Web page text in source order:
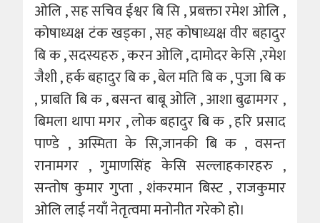
ओलि , सह सचिव ईश्वर बि सि , प्रबक्ता रमेश ओलि ,
कोषाध्यक्ष टंक खड्का , सह कोषाध्यक्ष वीर बहादुर
बि क , सदस्यहरु , करन ओलि , दामोदर केसि ,रमेश
जैशी , हर्क बहादुर बि क , बेल मति बि क , पुजा बि क
, प्राबति बि क , बसन्त बाबू ओलि , आशा बुढामगर ,
बिमला थापा मगर , लोक बहादुर बि क , हरि प्रसाद
पाण्डे , अस्मिता के सि,जानकी बि क , वसन्त
रानामगर , गुमाणसिंह केसि सल्लाहकारहरु ,
सन्तोष कुमार गुप्ता , शंकरमान बिस्ट , राजकुमार
ओलि लाई नयाँ नेतृत्वमा मनोनीत गरेको हो।